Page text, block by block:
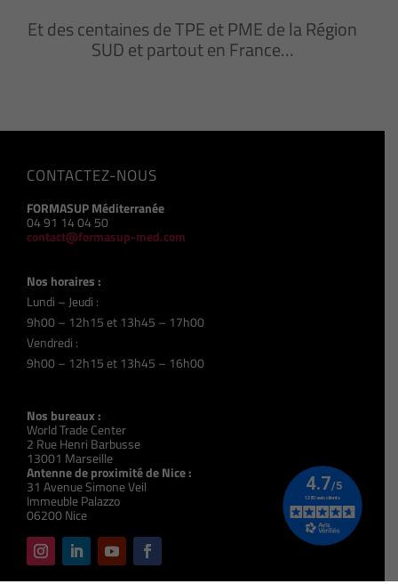
Et des centaines de TPE et PME de la Région
SUD et partout en France…
CONTACTEZ-NOUS
FORMASUP Méditerranée
04 91 14 04 50
contact@formasup-med.com
Nos horaires :
Lundi – Jeudi :
9h00 – 12h15 et 13h45 – 17h00
Vendredi :
9h00 – 12h15 et 13h45 – 16h00
Nos bureaux :
World Trade Center
2 Rue Henri Barbusse
13001 Marseille
Antenne de proximité de Nice :
31 Avenue Simone Veil
Immeuble Palazzo
06200 Nice